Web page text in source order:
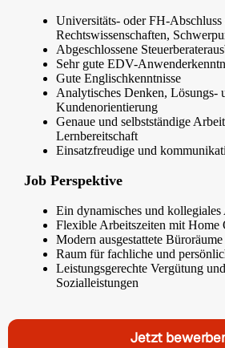
Universitäts- oder FH-
Rechtswissenschaften,
Abgeschlossene
Sehr gute EDV-
Gute Englischkenntnisse
Analytisches Denken, Lösungs-
Kundenorientierung
Genaue und selbstständige
Lernbereitschaft
Einsatzfreudige und
Job Perspektive
Ein dynamisches und
Flexible Arbeitszeiten mit Home
Modern ausgestattete Büroräume
Raum für fachliche und
Leistungsgerechte Vergütung
Sozialleistungen
Jetzt